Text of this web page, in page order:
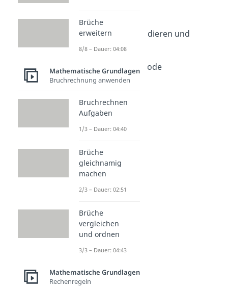
Dauer: 03:59
Rationale Zahlen addieren und
subtrahieren
Trachtenberg Methode
Dauer: 03:31
Brüche
erweitern
8/8 – Dauer: 04:08
Mathematische Grundlagen
Bruchrechnung anwenden
Bruchrechnen
Aufgaben
1/3 – Dauer: 04:40
Brüche
gleichnamig
machen
2/3 – Dauer: 02:51
Brüche
vergleichen
und ordnen
3/3 – Dauer: 04:43
Mathematische Grundlagen
Rechenregeln